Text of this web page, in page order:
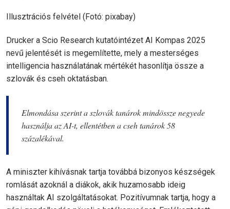
Illusztrációs felvétel (Fotó: pixabay)
Drucker a Scio Research kutatóintézet AI Kompas 2025
nevű jelentését is megemlítette, mely a mesterséges
intelligencia használatának mértékét hasonlítja össze a
szlovák és cseh oktatásban.
Elmondása szerint a szlovák tanárok mindössze negyede
használja az AI-t, ellentétben a cseh tanárok 58
százalékával.
A miniszter kihívásnak tartja továbbá bizonyos készségek
romlását azoknál a diákok, akik huzamosabb ideig
használtak AI szolgáltatásokat. Pozitívumnak tartja, hogy a